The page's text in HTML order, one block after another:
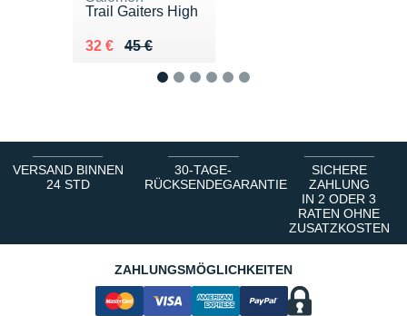
Trail Gaiters High
45 €
Au lieu de 45 €
32 €
Vendu 32 €
VERSAND BINNEN
24 STD
30-TAGE-
RÜCKSENDEGARANTIE
SICHERE
ZAHLUNG
IN 2 ODER 3
RATEN OHNE
ZUSATZKOSTEN
ZAHLUNGSMÖGLICHKEITEN